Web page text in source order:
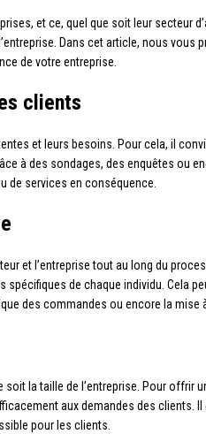
et ce, quel que soit leur secteur
Dans cet article, nous
de votre entreprise.
clients
et leurs besoins. Pour cela, il
à des sondages, des enquêtes ou
de services en conséquence.
et l’entreprise tout au long du
de chaque individu. Cela
des commandes ou encore la mise
la taille de l’entreprise. Pour offrir
aux demandes des clients.
pour les clients.